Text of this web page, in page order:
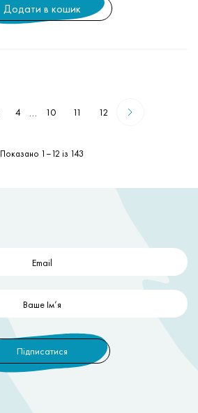
Додати в кошик
4 … 10 11 12
Показано 1–12 із 143